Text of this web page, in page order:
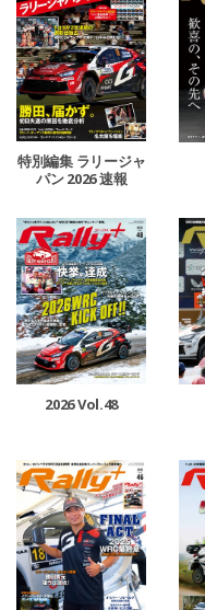
特別編集 ラリージャ
パン 2026 速報
2026 Vol.48